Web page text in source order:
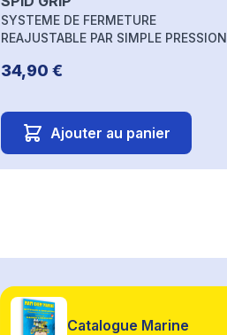
SYSTEME DE FERMETURE
REAJUSTABLE PAR SIMPLE PRESSION
34,90 €
Ajouter au panier
Catalogue Marine